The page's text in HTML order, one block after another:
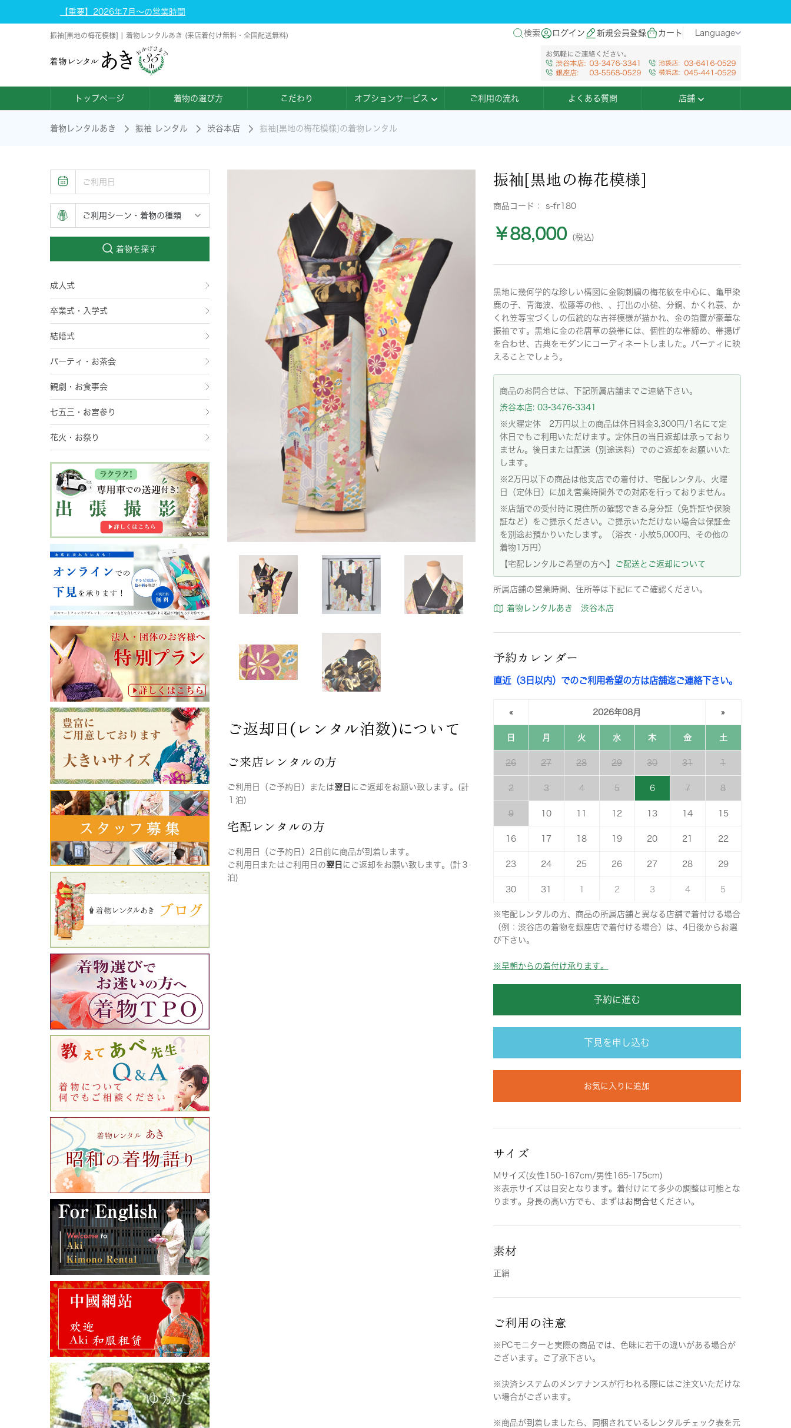
【重要】2026年7月～の営業時間
振袖[黒地の梅花模様] | 着物レンタルあき (来店着付け無料・全国配送無料) 検索 ログイン 新規会員登録 カート Language
トップページ 着物の選び方 こだわり オプションサービス ご利用の流れ よくある質問 店舗
着物レンタルあき 振袖 レンタル 渋谷本店 振袖[黒地の梅花模様]の着物レンタル
着物を探す
成人式
卒業式・入学式
結婚式
パーティ・お茶会
観劇・お食事会
七五三・お宮参り
花火・お祭り
ご返却日(レンタル泊数)について
ご来店レンタルの方
ご利用日（ご予約日）または翌日 にご返却をお願い致します。(計
１泊)
宅配レンタルの方
ご利用日（ご予約日）2日前に商品が到着します。
ご利用日またはご利用日の翌日 にご返却をお願い致します。(計３
泊)
振袖[黒地の梅花模様]
商品コード： s-fr180
￥88,000 (税込)
黒地に幾何学的な珍しい構図に金駒刺繍の梅花紋を中心に、亀甲染
鹿の子、青海波、松藤等の他、、打出の小槌、分銅、かくれ蓑、か
くれ笠等宝づくしの伝統的な吉祥模様が描かれ、金の箔置が豪華な
振袖です。黒地に金の花唐草の袋帯には、個性的な帯締め、帯揚げ
を合わせ、古典をモダンにコーディネートしました。パーティに映
えることでしょう。
商品のお問合せは、下記所属店舗までご連絡下さい。
渋谷本店: 03-3476-3341
※火曜定休 2万円以上の商品は休日料金3,300円/1名にて定
休日でもご利用いただけます。定休日の当日返却は承っており
ません。後日または配送（別途送料）でのご返却をお願いいた
します。
※2万円以下の商品は他支店での着付け、宅配レンタル、火曜
日（定休日）に加え営業時間外での対応を行っておりません。
※店舗での受付時に現住所の確認できる身分証（免許証や保険
証など）をご提示ください。ご提示いただけない場合は保証金
を別途お預かりいたします。（浴衣・小紋5,000円、その他の
着物1万円）
【宅配レンタルご希望の方へ】
ご配送とご返却について
所属店舗の営業時間、住所等は下記にてご確認ください。
着物レンタルあき 渋谷本店
予約カレンダー
直近（3日以内）でのご利用希望の方は店舗迄ご連絡下さい。
« 2026年08月 »
日 月 火 水 木 金 土
26 27 28 29 30 31 1
2 3 4 5 6 7 8
9 10 12 13 14 15
16 17 18 19 20 21 22
23 24 25 26 27 28 29
30 31 2 3 4 5
※宅配レンタルの方、商品の所属店舗と異なる店舗で着付ける場合
（例：渋谷店の着物を銀座店で着付ける場合）は、4日後からお選
び下さい。
※早朝からの着付け承ります。
予約に進む
下見を申し込む
お気に入りに追加
サイズ
Mサイズ(女性150-167cm/男性165-175cm)
※表示サイズは目安となります。着付けにて多少の調整は可能とな
ります。身長の高い方でも、まずはお問合せ ください。
素材
正絹
ご利用の注意
※PCモニターと実際の商品では、色味に若干の違いがある場合が
ございます。ご了承下さい。
※決済システムのメンテナンスが行われる際にはご注文いただけな
い場合がございます。
※商品が到着しましたら、同梱されているレンタルチェック表を元